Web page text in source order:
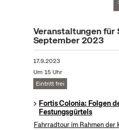
Veranstaltungen für
September 2023
17.9.2023
Um 15 Uhr
Eintritt frei
Fortis Colonia: Folgen
Festungsgürtels
Fahrradtour im Rahmen der